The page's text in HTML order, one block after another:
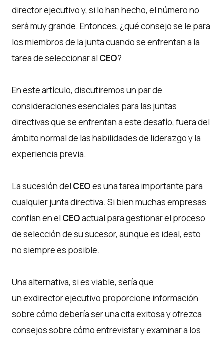
director ejecutivo y, si lo han hecho, el número no
será muy grande. Entonces, ¿qué consejo se le para
los miembros de la junta cuando se enfrentan a la
tarea de seleccionar al CEO?
En este artículo, discutiremos un par de
consideraciones esenciales para las juntas
directivas que se enfrentan a este desafío, fuera del
ámbito normal de las habilidades de liderazgo y la
experiencia previa.
La sucesión del CEOes una tarea importante para
cualquier junta directiva. Si bien muchas empresas
confían en el CEOactual para gestionar el proceso
de selección de su sucesor, aunque es ideal, esto
no siempre es posible.
Una alternativa, si es viable, sería que
un exdirector ejecutivo proporcione información
sobre cómo debería ser una cita exitosa y ofrezca
consejos sobre cómo entrevistar y examinar a los